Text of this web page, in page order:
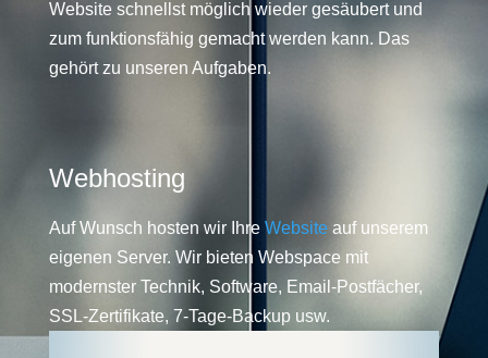
Website schnellst möglich wieder gesäubert und
zum funktionsfähig gemacht werden kann. Das
gehört zu unseren Aufgaben.
Webhosting
Auf Wunsch hosten wir Ihre Website auf unserem
eigenen Server. Wir bieten Webspace mit
modernster Technik, Software, Email-Postfächer,
SSL-Zertifikate, 7-Tage-Backup usw.